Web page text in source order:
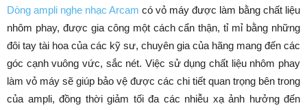
Dòng ampli nghe nhạc Arcam có vỏ máy được làm bằng chất liệu
nhôm phay, được gia công một cách cẩn thận, tỉ mỉ bằng những
đôi tay tài hoa của các kỹ sư, chuyên gia của hãng mang đến các
góc cạnh vuông vức, sắc nét. Việc sử dụng chất liệu nhôm phay
làm vỏ máy sẽ giúp bảo vệ được các chi tiết quan trọng bên trong
của ampli, đồng thời giảm tối đa các nhiễu xạ ảnh hưởng đến